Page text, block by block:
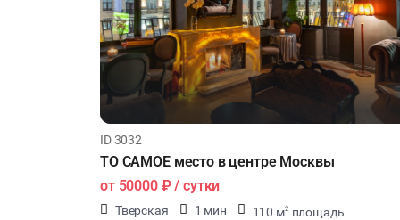
ID 3032
ТО САМОЕ место в центре Москвы
от 50000 ₽/ сутки
Тверская 1 мин 110 м2 площадь